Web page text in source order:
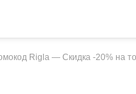
Rigla — Скидка -20% на